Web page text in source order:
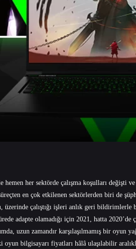
hemen her sektörde çalışma koşulları değişti
en çok etkilenen sektörlerden biri de
üzerinde çalıştığı işleri anlık geri
adapte olamadığı için 2021, hatta
uzun zamandır karşılaşılmamış bir oyun
bilgisayarı fiyatları hâlâ ulaşılabilir